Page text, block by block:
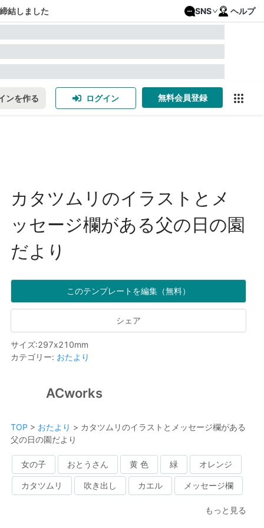
結しました SNS ヘルプ
ンを作る ログイン 無料会員登録
カタツムリのイラストとメ
ッセージ欄がある父の日の園
だより
このテンプレートを編集（無料）
シェア
サイズ:297x210mm
カテゴリー: おたより
ACworks
TOP > おたより > カタツムリのイラストとメッセージ欄がある
父の日の園だより
女の子 おとうさん 黄 色 緑 オレンジ
カタツムリ 吹き出し カエル メッセージ欄
もっと見る